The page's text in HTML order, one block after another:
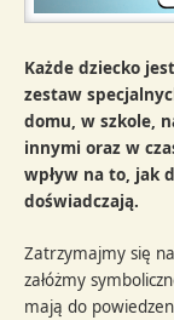
Każde dziecko
zestaw
domu, w szkole,
innymi oraz w
wpływ na to, jak
doświadczają.
Zatrzymajmy się
załóżmy
mają do